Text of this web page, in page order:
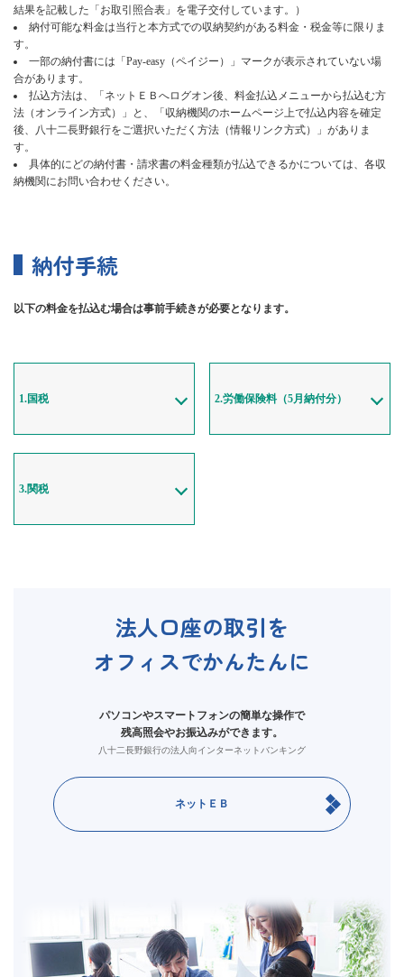
結果を記載した「お取引照合表」を電子交付しています。）
納付可能な料金は当行と本方式での収納契約がある料金・税金等に限りま
す。
一部の納付書には「Pay-easy（ペイジー）」マークが表示されていない場
合があります。
払込方法は、「ネットＥＢへログオン後、料金払込メニューから払込む方
法（オンライン方式）」と、「収納機関のホームページ上で払込内容を確定
後、八十二長野銀行をご選択いただく方法（情報リンク方式）」がありま
す。
具体的にどの納付書・請求書の料金種類が払込できるかについては、各収
納機関にお問い合わせください。
納付手続
以下の料金を払込む場合は事前手続きが必要となります。
1.国税 2.労働保険料（5月納付分）
3.関税
法人口座の取引を
オフィスでかんたんに
パソコンやスマートフォンの簡単な操作で
残高照会やお振込みができます。
八十二長野銀行の法人向インターネットバンキング
ネットＥＢ